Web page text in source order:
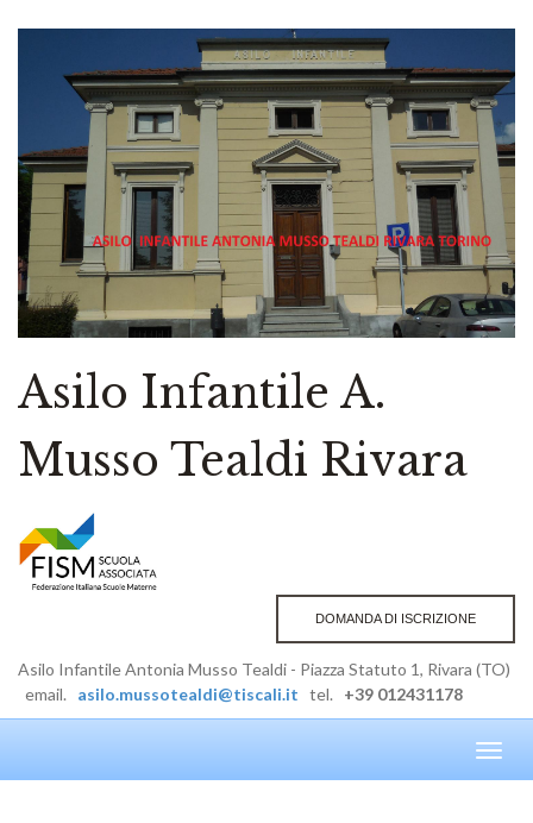
Asilo Infantile A.
Musso Tealdi Rivara
DOMANDA DI ISCRIZIONE
Asilo Infantile Antonia Musso Tealdi - Piazza Statuto 1, Rivara (TO)
email. asilo.mussotealdi@tiscali.it tel. +39 012431178